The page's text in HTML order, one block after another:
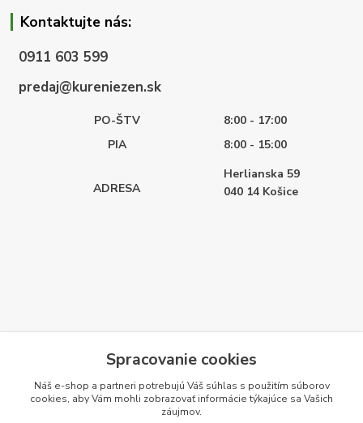
Kontaktujte nás:
0911 603 599
predaj@kureniezen.sk
PO-ŠTV
8:00 - 17:00
PIA
8:00 - 15:00
ADRESA
Herlianska 59
040 14 Košice
Spracovanie cookies
Náš e-shop a partneri potrebujú Váš súhlas s použitím súborov
cookies, aby Vám mohli zobrazovať informácie týkajúce sa Vašich
záujmov.